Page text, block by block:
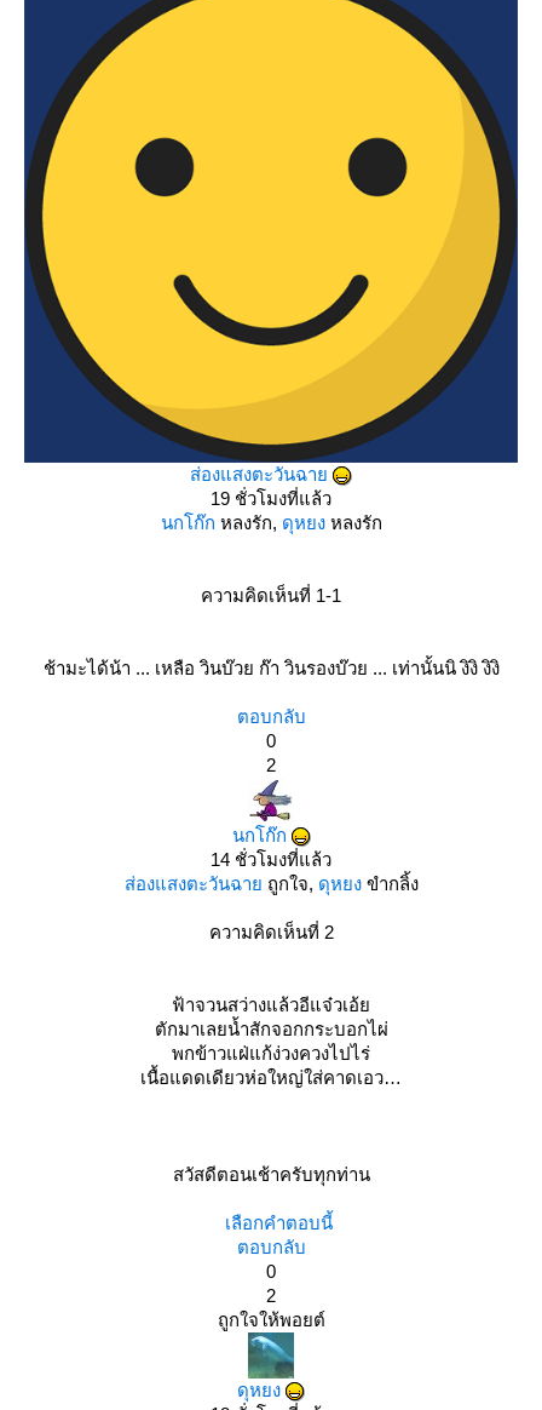
ส่องแสงตะวันฉา
19 ชั่วโมงที่แล้ว
นกโก๊ก หลงรัก, ดุหยงหลงรัก
ความคิดเห็นที่ 1-1
ช้ามะได้น้า ... เหลือ วินบ๊วย ก๊า วินรองบ๊วย ... เท่านั้นนิ งิงิ งิงิ
ตอบกลับ
0
2
นกโก๊ก
14 ชั่วโมงที่แล้ว
ส่องแสงตะวันฉา ถูกใจ, ดุหยงขำกลิ้ง
ความคิดเห็นที่ 2
ฟ้าจวนสว่างแล้วอีแจ๋วเอ้
ตักมาเลยน้ำสักจอกกระบอกไผ่
พกข้าวแฝ่แก้ง่วงควงไปไร่
เนื้อแดดเดียวห่อใหญ่ใส่คาดเอว
สวัสดีตอนเช้าครับทุกท่าน
เลือกคำตอบนี้
ตอบกลับ
0
2
ถูกใจให้พอยต์
ดุหยง